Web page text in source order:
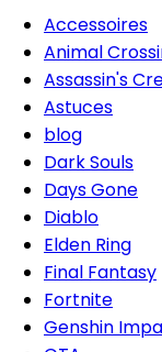
Accessoires
Animal
Assassin's
Astuces
blog
Dark Souls
Days Gone
Diablo
Elden Ring
Final Fantasy
Fortnite
Genshin